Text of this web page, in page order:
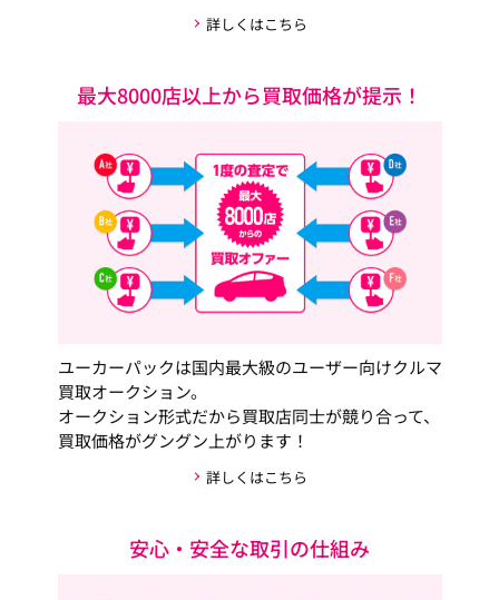
詳しくはこちら
最大8000店以上から買取価格が提示！
ユーカーパックは国内最大級のユーザー向けクルマ
買取オークション。
オークション形式だから買取店同士が競り合って、
買取価格がグングン上がります！
詳しくはこちら
安心・安全な取引の仕組み